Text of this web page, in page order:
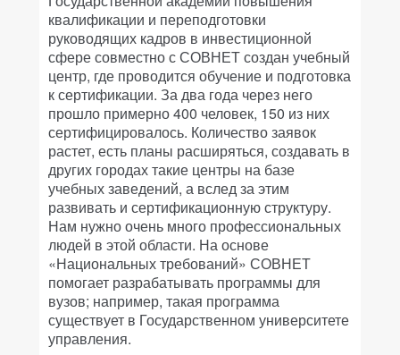
квалификации и переподготовки
руководящих кадров в инвестиционной
сфере совместно с СОВНЕТ создан учебный
центр, где проводится обучение и подготовка
к сертификации. За два года через него
прошло примерно 400 человек, 150 из них
сертифицировалось. Количество заявок
растет, есть планы расширяться, создавать в
других городах такие центры на базе
учебных заведений, а вслед за этим
развивать и сертификационную структуру.
Нам нужно очень много профессиональных
людей в этой области. На основе
«Национальных требований» СОВНЕТ
помогает разрабатывать программы для
вузов; например, такая программа
существует в Государственном университете
управления.